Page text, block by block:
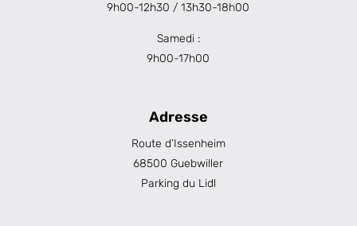
9h00-12h30 / 13h30-18h00
Samedi :
9h00-17h00
Adresse
Route d’Issenheim
68500 Guebwiller
Parking du Lidl